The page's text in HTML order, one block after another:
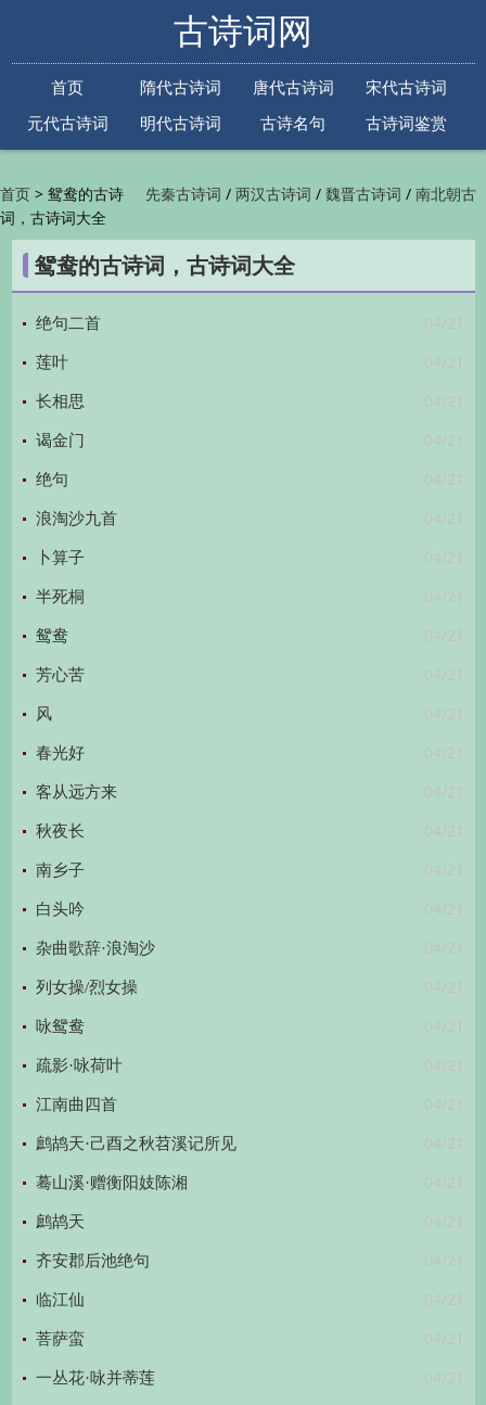
古诗词网
首页 隋代古诗词 唐代古诗词
宋代古诗词
元代古诗词
明代古诗词 古诗名句
古诗词鉴赏
先秦古诗词 /两汉古诗词 /魏晋古诗词 /南北朝古
代古诗词/金朝古诗词/元代古诗词/明代古诗词
/清代古诗词/近现代古诗词
鉴赏/古诗下一句/古诗上一句/
首页 > 鸳鸯的古诗
词，古诗词大全
鸳鸯的古诗词，古诗词大全
04/21
绝句二首
04/21
莲叶
04/21
长相思
04/21
谒金门
04/21
绝句
04/21
浪淘沙九首
04/21
卜算子
04/21
半死桐
04/21
鸳鸯
04/21
芳心苦
04/21
风
04/21
春光好
04/21
客从远方来
04/21
秋夜长
04/21
南乡子
04/21
白头吟
04/21
杂曲歌辞·浪淘沙
04/21
列女操/烈女操
04/21
咏鸳鸯
04/21
疏影·咏荷叶
04/21
江南曲四首
04/21
鹧鸪天·己酉之秋苕溪记所见
04/21
蓦山溪·赠衡阳妓陈湘
04/21
鹧鸪天
04/21
齐安郡后池绝句
04/21
临江仙
04/21
菩萨蛮
04/21
一丛花·咏并蒂莲